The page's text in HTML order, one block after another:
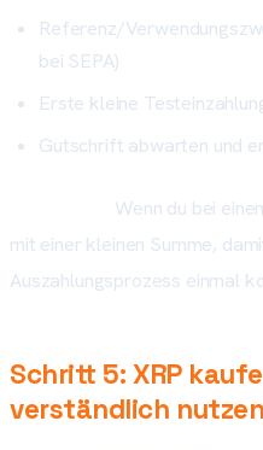
Referenz/
bei SEPA)
Erste kleine
Gutschrift abwarten und
Wenn du bei
mit einer kleinen Summe,
Auszahlungsprozess einmal
Schritt 5: XRP
verständlich nutzen